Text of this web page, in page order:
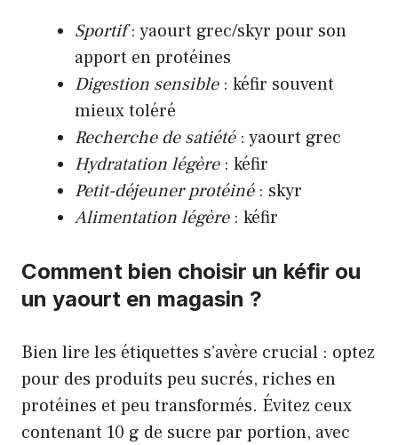
Sportif: yaourt grec/skyr pour son
apport en protéines
Digestion sensible: kéfir souvent
mieux toléré
Recherche de satiété: yaourt grec
Hydratation légère: kéfir
Petit-déjeuner protéiné: skyr
Alimentation légère: kéfir
Comment bien choisir un kéfir ou
un yaourt en magasin ?
Bien lire les étiquettes s’avère crucial : optez
pour des produits peu sucrés, riches en
protéines et peu transformés. Évitez ceux
contenant 10 g de sucre par portion, avec